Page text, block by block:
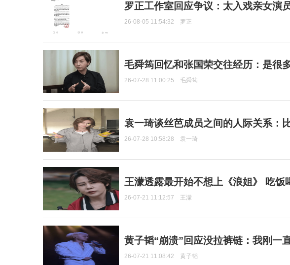
罗正工作室回应争议：太入戏亲女演
26-08-05 11:54:32 罗正
毛舜筠回忆和张国荣交往经历：是很
26-07-28 11:00:25 毛舜筠
袁一琦谈丝芭成员之间的人际关系：
26-07-28 10:58:28 袁一琦
王濛透露最开始不想上《浪姐》 吃饭
26-07-21 11:12:57 王濛
黄子韬“崩溃”回应没拉裤链：我刚一
26-07-21 11:08:42 黄子韬